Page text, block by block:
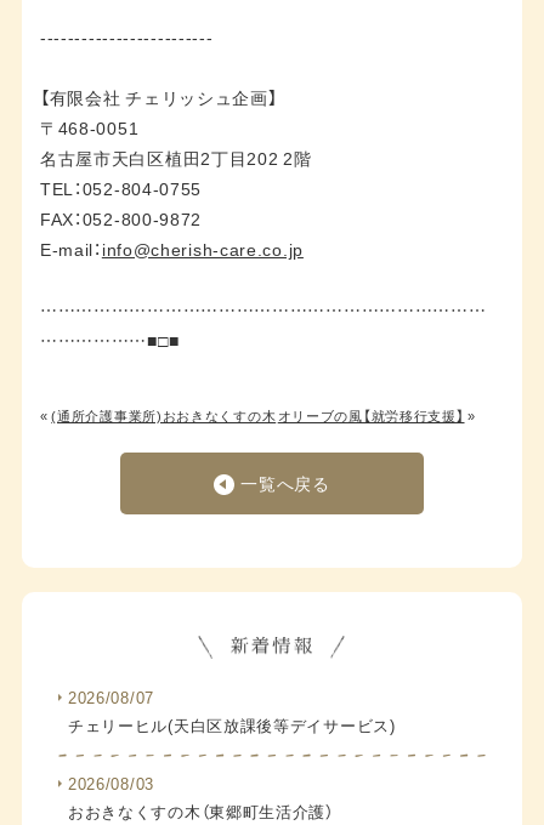
-------------------------
【有限会社 チェリッシュ企画】
〒468-0051
名古屋市天白区植田2丁目202 2階
TEL：052-804-0755
FAX：052-800-9872
E-mail： info@cherish-care.co.jp
…………………………………………………………………
………………■□■
«(通所介護事業所)おおきなくすの木オリーブの風【就労移行支援】 »
一覧へ戻る
2026/08/07
チェリーヒル(天白区放課後等デイサービス)
2026/08/03
おおきなくすの木（東郷町生活介護）